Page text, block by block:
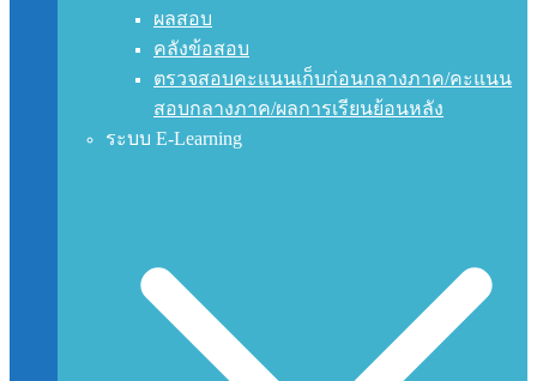
ผลสอบ
คลังข้อสอบ
ตรวจสอบคะแนนเก็บก่อนกลางภาค/คะแนน
สอบกลางภาค/ผลการเรียนย้อนหลัง
ระบบ E-Learning